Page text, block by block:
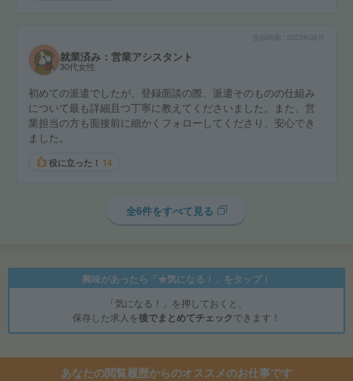
就業済み：営業アシスタント
30代女性
初めての派遣でしたが、登録面談の際、派遣そのものの仕組み
について最も詳細且つ丁寧に教えてくださいました。また、営
業担当の方も面接前に細かくフォローしてくださり、安心でき
ました。
役に立った！ 14
全6件をすべて見る
興味があったら「★気になる！」をタップ！
「気になる！」を押しておくと、
保存した求人を後でまとめてチェックできます！
あなたの閲覧履歴からのオススメのお仕事です